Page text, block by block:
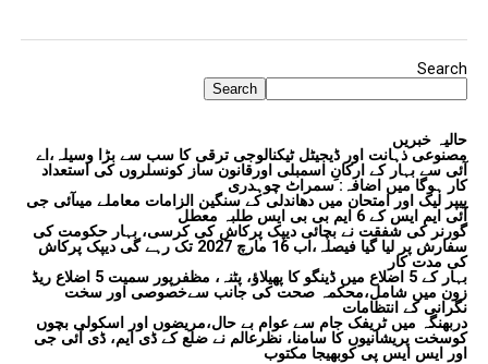
Search
Search
حالیہ خبریں
مصنوعی ذہانت اور ڈیجیٹل ٹیکنالوجی ترقی کا سب سے بڑا وسیلہ،اے
آئی سے بہار کے ارکانِ اسمبلی اورقانون ساز کونسلروں کی استعداد
کار ہوگا میں اضافہ: سمراٹ چوہدری
پیپر لیک اور امتحان میں دھاندلی کے سنگین الزامات معاملے میںآئی جی
آئی ایم ایس کے 6 ایم بی بی ایس طلبہ معطل
گورنر کی شفقت نے بچائی دیپک پرکاش کی کرسی، بہار حکومت کی
سفارش پر لیا گیا فیصلہ،اب 16 مارچ 2027 تک رہے گی دیپک پرکاش
کی مدت کار
بہار کے 5 اضلاع میں ڈینگو کا پھیلاؤ، پٹنہ، مظفرپور سمیت 5 اضلاع ریڈ
زون میں شامل،محکمہ صحت کی جانب سےخصوصی اور سخت
نگرانی کے انتظامات
دربھنگہ میں ٹریفک جام سے عوام بے حال،مریضوں اور اسکولی بچوں
کوسخت پریشانیوں کا سامنا، نظرعالم نے ضلع کے ڈی ایم، ڈی آئی جی
اور ایس ایس پی کوبھیجا مکتوب